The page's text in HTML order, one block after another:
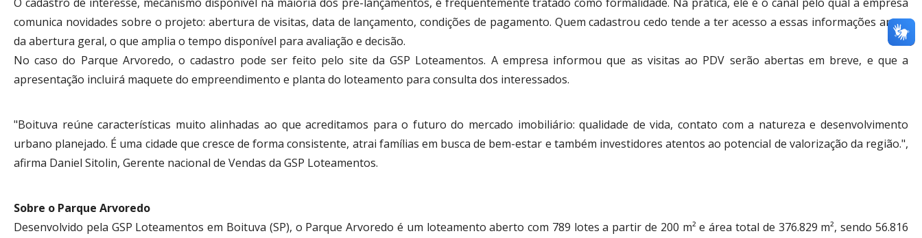
comunica novidades sobre o projeto: abertura de visitas, data de lançamento, condições de pagamento. Quem cadastrou cedo tende a ter acesso a essas informações antes
da abertura geral, o que amplia o tempo disponível para avaliação e decisão.
No caso do Parque Arvoredo, o cadastro pode ser feito pelo site da GSP Loteamentos. A empresa informou que as visitas ao PDV serão abertas em breve, e que a
apresentação incluirá maquete do empreendimento e planta do loteamento para consulta dos interessados.
"Boituva reúne características muito alinhadas ao que acreditamos para o futuro do mercado imobiliário: qualidade de vida, contato com a natureza e desenvolvimento
urbano planejado. É uma cidade que cresce de forma consistente, atrai famílias em busca de bem-estar e também investidores atentos ao potencial de valorização da região.",
afirma Daniel Sitolin, Gerente nacional de Vendas da GSP Loteamentos.
Sobre o Parque Arvoredo
Desenvolvido pela GSP Loteamentos em Boituva (SP), o Parque Arvoredo é um loteamento aberto com 789 lotes a partir de 200 m² e área total de 376.829 m², sendo 56.816